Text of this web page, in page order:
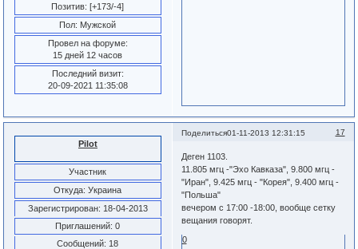
Позитив: [+173/-4]
Пол: Мужской
Провел на форуме:
15 дней 12 часов
Последний визит:
20-09-2021 11:35:08
Поделиться 17
01-11-2013 12:31:15
Pilot
Участник
Откуда: Украина
Зарегистрирован: 18-04-2013
Приглашений: 0
Сообщений: 18
Деген 1103.
11.805 мгц -"Эхо Кавказа", 9.800 мгц -
"Иран", 9.425 мгц - "Корея", 9.400 мгц -
"Польша"
вечером с 17:00 -18:00, вообще сетку
вещания говорят.
0